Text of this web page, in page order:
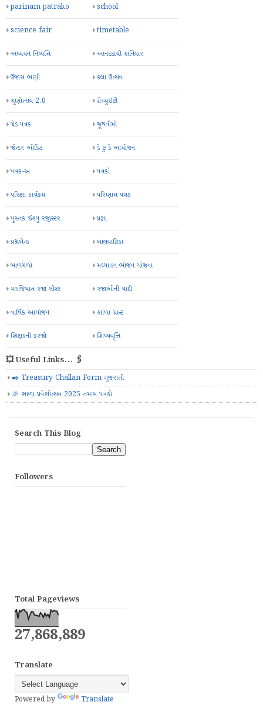
parinam patrako school
science fair timetable
અધ્યયન નિષ્પત્તિ આનંદદાયી શનિવાર
ઉજાસ ભણી કલા ઉત્સવ
ગુણોત્સવ 2.0 ગ્રેચ્યુઇટી
ગ્રેડ પત્રક જૂથવીમો
જેન્ડર ઓડિટ ડે ટુ ડે આયોજન
પત્રક-અ પત્રકો
પરિક્ષા કાર્યક્રમ પરિણામ પત્રક
પુસ્તક ઈશ્યુ રજીસ્ટર પ્રજ્ઞા
પ્રશ્નબેન્ક બાલવાટિકા
બાળમેળો મઘ્યાહન ભોજન યોજના
મરજિયાત રજા લીસ્ટ રજાઓની યાદી
વાર્ષિક આયોજન શાળા ગ્રાન્ટ
શિક્ષકની ફરજો શિષ્યવૃત્તિ
💥 Useful Links... 🖇️
✒️ Treasury Challan Form ગુજરાતી
🎉 શાળા પ્રવેશોત્સવ 2025 તમામ પત્રકો
Search This Blog
Followers
Total Pageviews
27,868,889
Translate
Powered by Translate